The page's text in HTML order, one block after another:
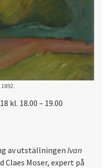
kl. 18.00 – 19.00
av utställningen Ivan
Claes Moser, expert på